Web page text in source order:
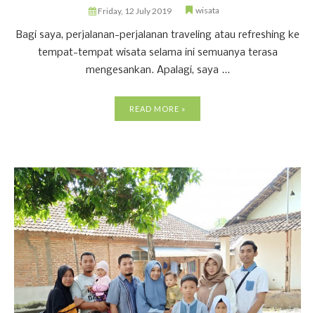
Friday, 12 July 2019 wisata
Bagi saya, perjalanan-perjalanan traveling atau refreshing ke
tempat-tempat wisata selama ini semuanya terasa
mengesankan. Apalagi, saya ...
READ MORE »